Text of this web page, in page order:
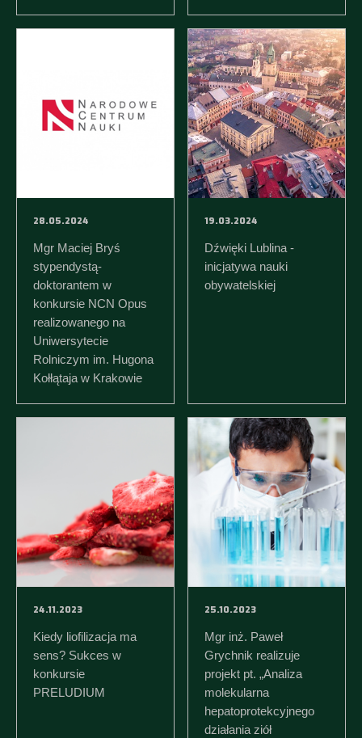
28.05.2024
Mgr Maciej Bryś
stypendystą-
doktorantem w
konkursie NCN Opus
realizowanego na
Uniwersytecie
Rolniczym im. Hugona
Kołłątaja w Krakowie
19.03.2024
Dźwięki Lublina -
inicjatywa nauki
obywatelskiej
24.11.2023
Kiedy liofilizacja ma
sens? Sukces w
konkursie
PRELUDIUM
25.10.2023
Mgr inż. Paweł
Grychnik realizuje
projekt pt. „Analiza
molekularna
hepatoprotekcyjnego
działania ziół